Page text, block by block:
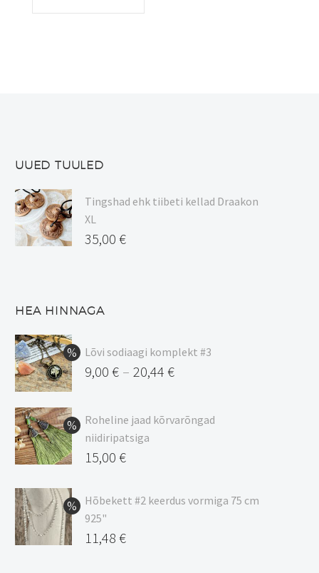
UUED TUULED
Tingshad ehk tiibeti kellad Draakon
XL
35,00 €
HEA HINNAGA
Lõvi sodiaagi komplekt #3
9,00 € – 20,44 €
9,00 €
kuni
20,44 €
Roheline jaad kõrvarõngad
niidiripatsiga
Algne
oli:
17,00 €.
15,00 €
hind
on:
15,00 €.
Hõbekett #2 keerdus vormiga 75 cm
925"
Algne
11,48 €